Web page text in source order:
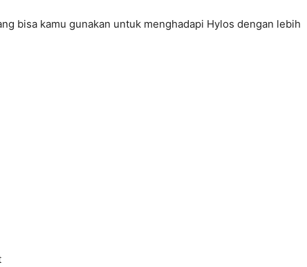
bisa kamu gunakan untuk menghadapi Hylos dengan lebih